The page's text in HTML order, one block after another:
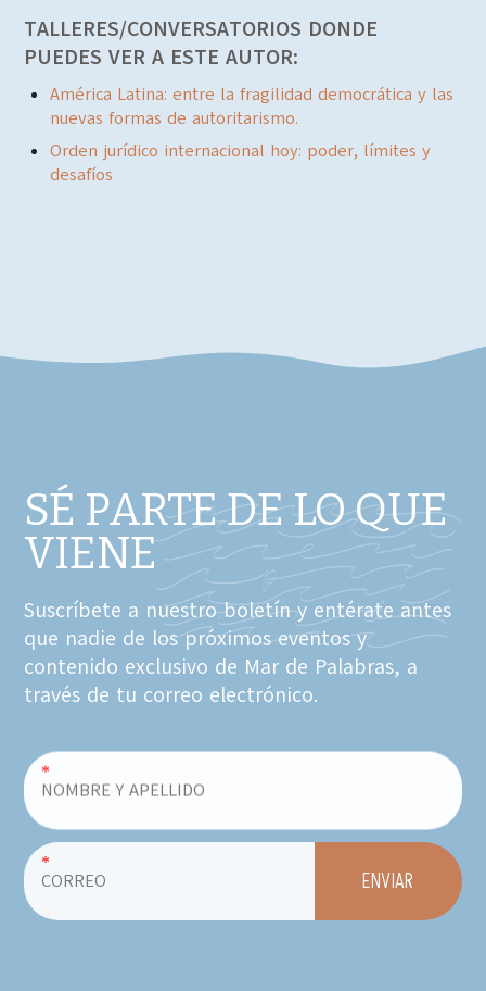
TALLERES/CONVERSATORIOS DONDE
PUEDES VER A ESTE AUTOR:
América Latina: entre la fragilidad democrática y las
nuevas formas de autoritarismo.
Orden jurídico internacional hoy: poder, límites y
desafíos
SÉ PARTE DE LO QUE
VIENE
Suscríbete a nuestro boletín y entérate antes
que nadie de los próximos eventos y
contenido exclusivo de Mar de Palabras, a
través de tu correo electrónico.
*
*
ENVIAR